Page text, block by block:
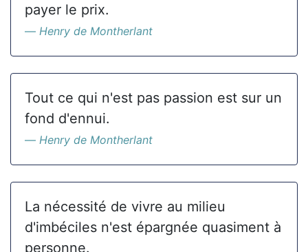
payer le prix.
Henry de Montherlant
Tout ce qui n'est pas passion est sur un
fond d'ennui.
Henry de Montherlant
La nécessité de vivre au milieu
d'imbéciles n'est épargnée quasiment à
personne.